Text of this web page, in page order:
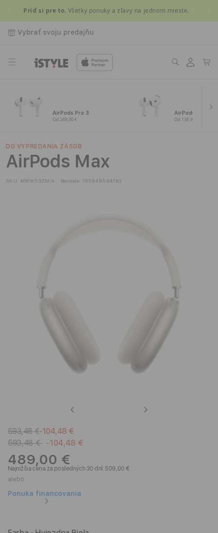
na
obsah
Príď si pre to. Všetky ponuky a zľavy na jednom mieste.
Vybrať svoju predajňu
Prihlásiť
sa
Košík
AirPods Pro 3
Od 249,00 €
AirPods 4
Od 138,99 €
DO VYPREDANIA ZÁSOB
AirPods Max
SKU: MWW53ZM/A Barcode: 195949544163
Previous Next
593,48 €-104,48 €
593,48 € -104,48 €
489,00 €
Najnižšia cena za posledných 30 dní: 509,00 €
alebo
Ponuka financovania